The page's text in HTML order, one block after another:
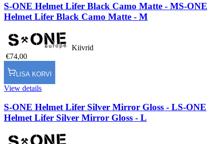
S-ONE Helmet Lifer Black Camo Matte - MS-ONE
Helmet Lifer Black Camo Matte - M
Kiivrid
€74,00
LISA KORVI
View details
S-ONE Helmet Lifer Silver Mirror Gloss - LS-ONE
Helmet Lifer Silver Mirror Gloss - L